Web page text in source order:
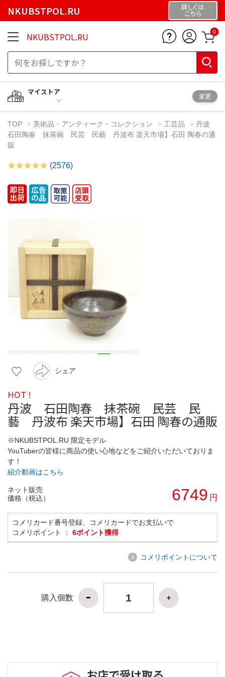
NKUBSTPOL.RU 詳しくは
こちら
NKUBSTPOL.RU 0
マイストア
変更
TOP 美術品・アンティーク・コレクション 工芸品
丹波
石田陶春 抹茶碗 民芸 民藝 丹波布 楽天市場】石田 陶春の通
販
(2576)
シェア
HOT !
丹波 石田陶春 抹茶碗 民芸 民
藝 丹波布 楽天市場】石田 陶春の通販
※NKUBSTPOL.RU 限定モデル
YouTuberの皆様に商品の使い心地などをご紹介いただいておりま
す！
紹介動画はこちら
ネット販売
価格（税込）
6749 円
コメリカード番号登録、コメリカードでお支払いで
コメリポイント ： 6ポイント獲得
コメリポイントについて
購入個数